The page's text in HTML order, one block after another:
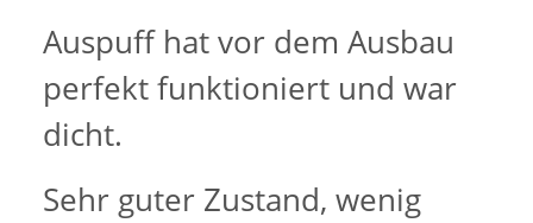
Auspuff hat vor dem Ausbau
perfekt funktioniert und war
dicht.
Sehr guter Zustand, wenig